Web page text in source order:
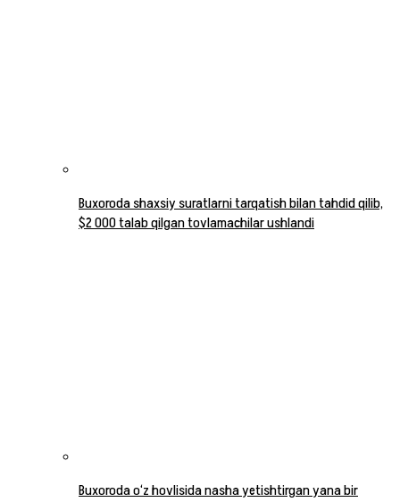
Buxoroda shaxsiy suratlarni tarqatish bilan tahdid qilib,
$2 000 talab qilgan tovlamachilar ushlandi
Buxoroda o‘z hovlisida nasha yetishtirgan yana bir